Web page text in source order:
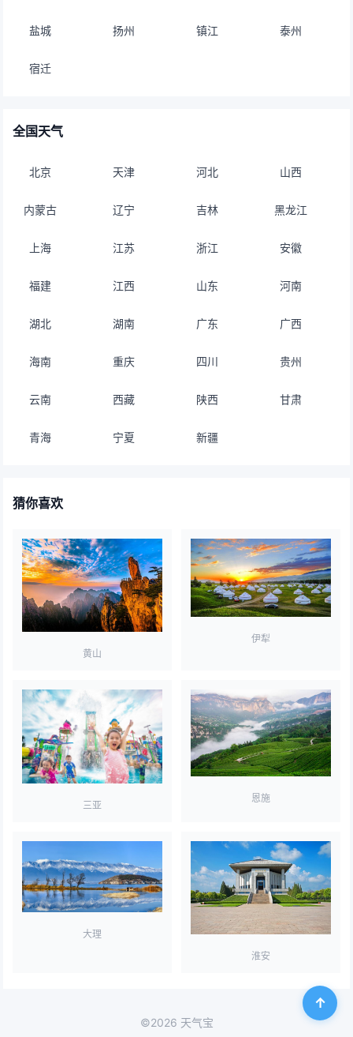
盐城 扬州 镇江 泰州
宿迁
全国天气
北京 天津 河北 山西
内蒙古 辽宁 吉林 黑龙江
上海 江苏 浙江 安徽
福建 江西 山东 河南
湖北 湖南 广东 广西
海南 重庆 四川 贵州
云南 西藏 陕西 甘肃
青海 宁夏 新疆
猜你喜欢
黄山
伊犁
三亚
恩施
大理
淮安
©2026 天气宝